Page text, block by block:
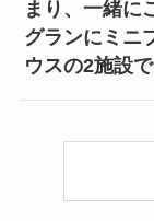
まり、一緒に
グランにミニ
ウスの2施設で